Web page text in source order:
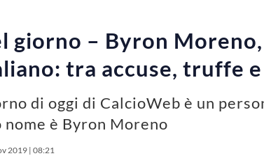
giorno – Byron
tra accuse, truffe
di oggi di CalcioWeb è un
è Byron Moreno
2019 | 08:21